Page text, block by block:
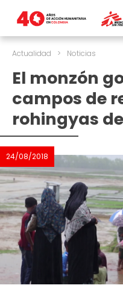
Actualidad > Noticias
El monzón
campos de
rohingyas
24/08/2018